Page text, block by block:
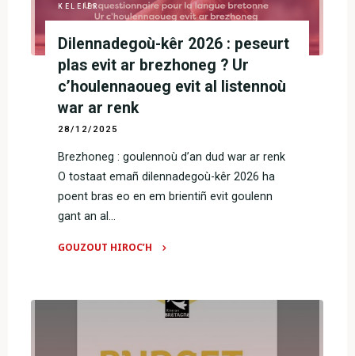
peseurt
dazont
evit
ar
steuñv
?"
KELEIER
Dilennadegoù-kêr 2026 : peseurt
plas evit ar brezhoneg ? Ur
c’houlennaoueg evit al listennoù
war ar renk
28/12/2025
Brezhoneg : goulennoù d’an dud war ar renk
O tostaat emañ dilennadegoù-kêr 2026 ha
poent bras eo en em brientiñ evit goulenn
gant an al…
GOUZOUT HIROC’H
2026